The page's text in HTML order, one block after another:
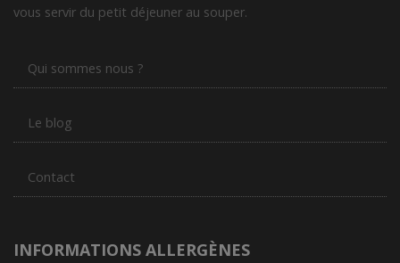
vous servir du petit déjeuner au souper.
Qui sommes nous ?
Le blog
Contact
INFORMATIONS ALLERGÈNES